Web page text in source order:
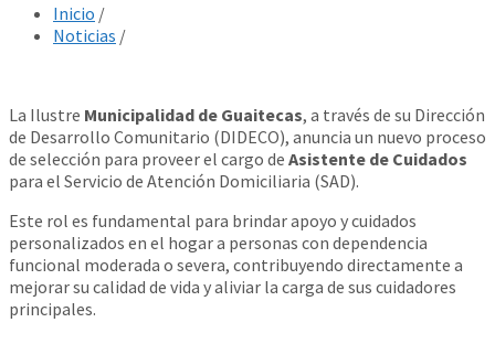
Inicio /
Noticias /
La Ilustre Municipalidad de Guaitecas, a través de su Dirección
de Desarrollo Comunitario (DIDECO), anuncia un nuevo proceso
de selección para proveer el cargo de Asistente de Cuidados
para el Servicio de Atención Domiciliaria (SAD).
Este rol es fundamental para brindar apoyo y cuidados
personalizados en el hogar a personas con dependencia
funcional moderada o severa, contribuyendo directamente a
mejorar su calidad de vida y aliviar la carga de sus cuidadores
principales.